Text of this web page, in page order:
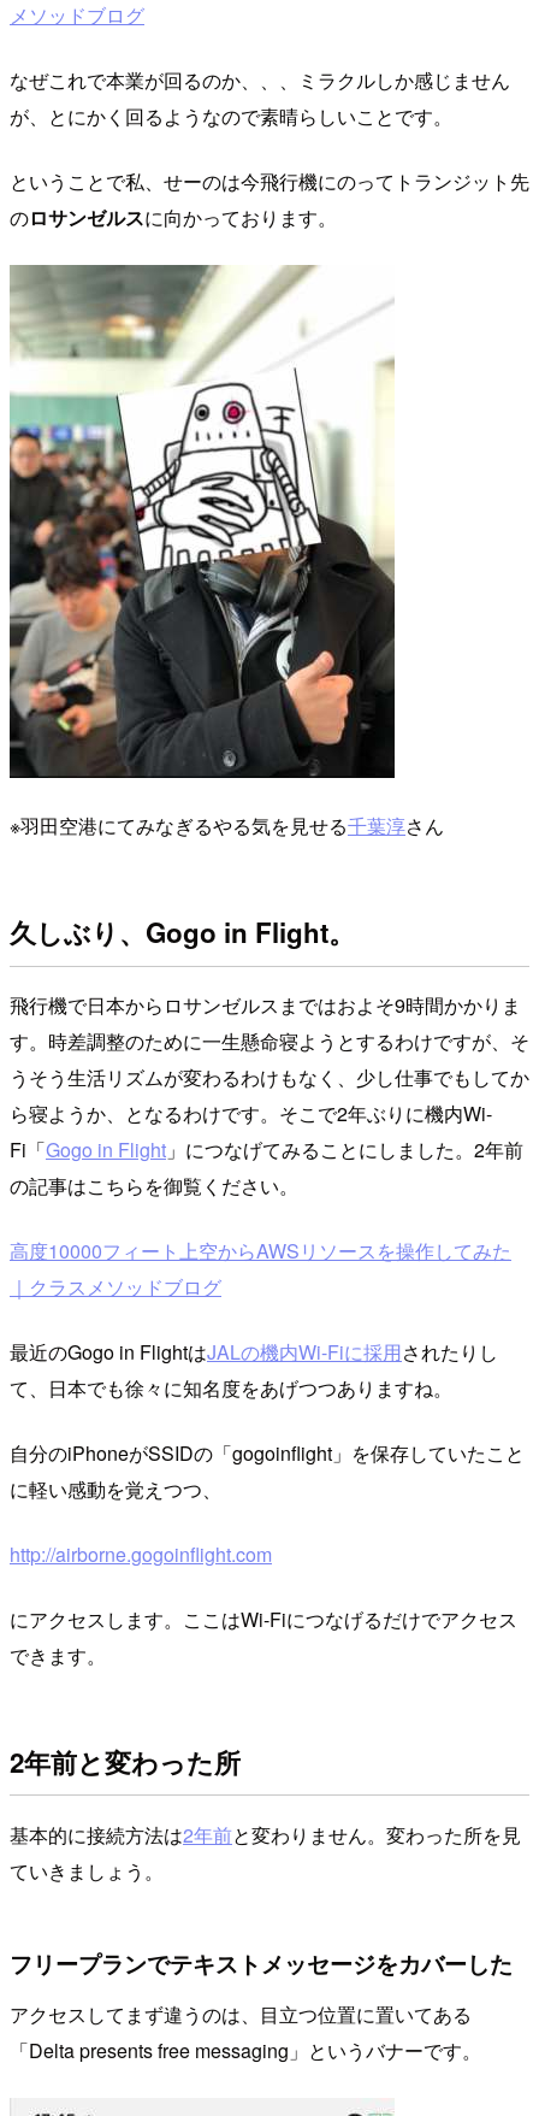
メソッドブログ
なぜこれで本業が回るのか、、、ミラクルしか感じません
が、とにかく回るようなので素晴らしいことです。
ということで私、せーのは今飛行機にのってトランジット先
のロサンゼルスに向かっております。
※羽田空港にてみなぎるやる気を見せる千葉淳さん
久しぶり、Gogo in Flight。
飛行機で日本からロサンゼルスまではおよそ9時間かかりま
す。時差調整のために一生懸命寝ようとするわけですが、そ
うそう生活リズムが変わるわけもなく、少し仕事でもしてか
ら寝ようか、となるわけです。そこで2年ぶりに機内Wi-
Fi「Gogo in Flight 」につなげてみることにしました。2年前
の記事はこちらを御覧ください。
高度10000フィート上空からAWSリソースを操作してみた
｜クラスメソッドブログ
最近のGogo in FlightはJALの機内Wi-Fiに採用されたりし
て、日本でも徐々に知名度をあげつつありますね。
自分のiPhoneがSSIDの「gogoinflight」を保存していたこと
に軽い感動を覚えつつ、
http://airborne.gogoinflight.com
にアクセスします。ここはWi-Fiにつなげるだけでアクセス
できます。
2年前と変わった所
基本的に接続方法は2年前と変わりません。変わった所を見
ていきましょう。
フリープランでテキストメッセージをカバーした
アクセスしてまず違うのは、目立つ位置に置いてある
「Delta presents free messaging」というバナーです。